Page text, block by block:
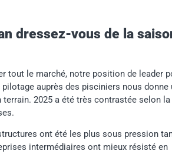
dressez-vous de la
tout le marché, notre position de leader
auprès des pisciniers nous donne
terrain. 2025 a été très contrastée selon
ont été les plus sous pression
intermédiaires ont mieux résisté en